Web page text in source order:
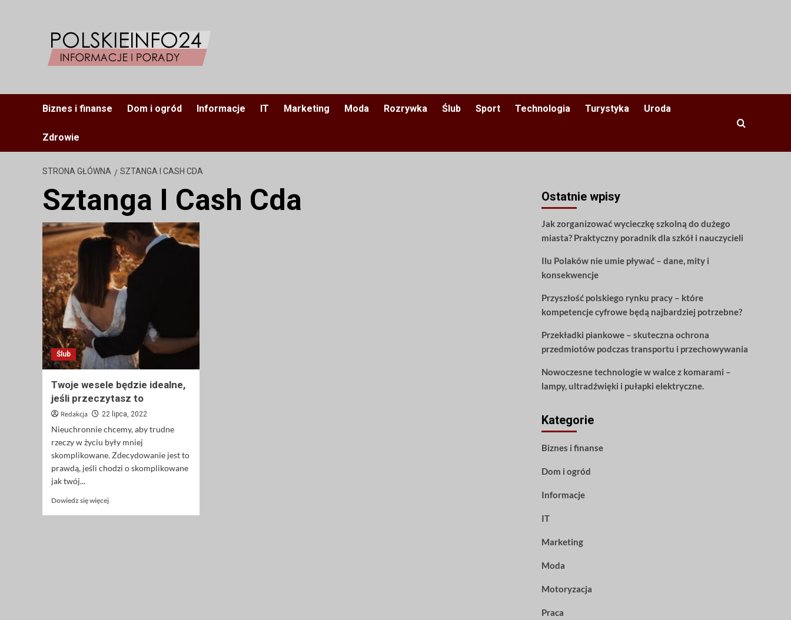
Biznes i finanse Dom i ogród Informacje IT Marketing Moda Rozrywka Ślub Sport Technologia Turystyka Uroda
Zdrowie
STRONA GŁÓWNA SZTANGA I CASH CDA
Sztanga I Cash Cda
Ślub
Twoje wesele będzie idealne,
jeśli przeczytasz to
Redakcja 22 lipca, 2022
Nieuchronnie chcemy, aby trudne
rzeczy w życiu były mniej
skomplikowane. Zdecydowanie jest to
prawdą, jeśli chodzi o skomplikowane
jak twój...
Dowiedz się więcejDowiedz
Ostatnie wpisy
Jak zorganizować wycieczkę szkolną do dużego
miasta? Praktyczny poradnik dla szkół i nauczycieli
Ilu Polaków nie umie pływać – dane, mity i
konsekwencje
Przyszłość polskiego rynku pracy – które
kompetencje cyfrowe będą najbardziej potrzebne?
Przekładki piankowe – skuteczna ochrona
przedmiotów podczas transportu i przechowywania
Nowoczesne technologie w walce z komarami –
lampy, ultradźwięki i pułapki elektryczne.
Kategorie
Biznes i finanse
Dom i ogród
Informacje
IT
Marketing
Moda
Motoryzacja
Praca